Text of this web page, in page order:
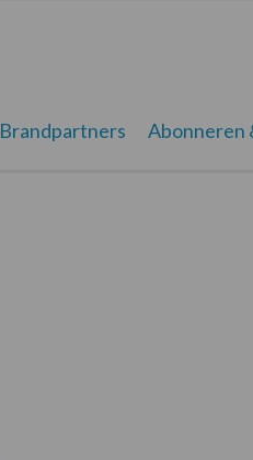
Brandpartners Abonneren